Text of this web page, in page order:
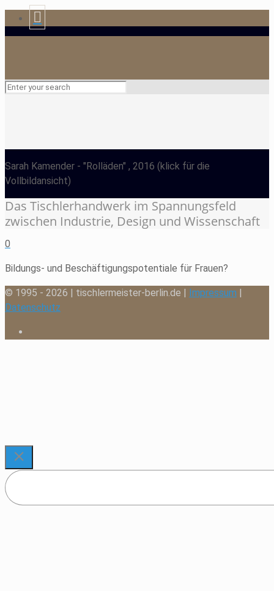
Sarah Kamender - "Rolläden" , 2016 (klick für die
Vollbildansicht)
Das Tischlerhandwerk im Spannungsfeld
zwischen Industrie, Design und Wissenschaft
0
Bildungs- und Beschäftigungspotentiale für Frauen?
© 1995 - 2026 | tischlermeister-berlin.de | Impressum
Datenschutz